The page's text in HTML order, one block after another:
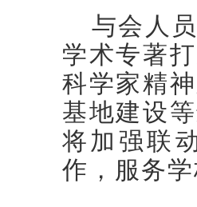
与会人
学术专著
科学家精
基地建设
将加强联
作， 服务